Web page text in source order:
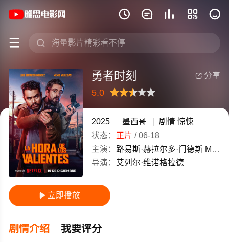
    
 
《勇者时刻》(2025)墨西哥西班牙高清
 分享
勇者时刻
5.0
很差较差还行推荐力荐
2025 墨西哥 剧情 惊悚
状态： 正片 /06-18
主演： 路易斯·赫拉尔多·门德斯 Memo
导演： 艾列尔·维诺格拉德
 立即播放
剧情介绍 我要评分